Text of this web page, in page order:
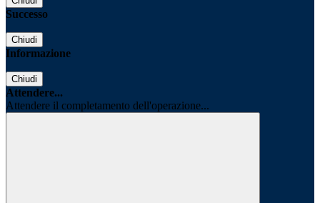
Successo
Chiudi
Informazione
Chiudi
Attendere...
Attendere il completamento dell'operazione...